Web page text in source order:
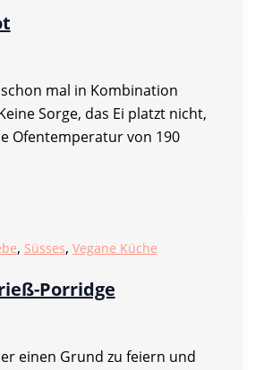
mal in Kombination
Sorge, das Ei platzt nicht,
Ofentemperatur von 190
, Süsses, Vegane Küche
Porridge
einen Grund zu feiern und